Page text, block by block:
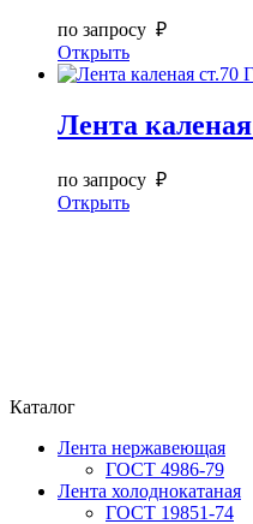
по запросу ₽
Открыть
Лента
по запросу ₽
Открыть
Каталог
Лента нержавеющая
ГОСТ 4986-79
Лента холоднокатаная
ГОСТ 19851-74